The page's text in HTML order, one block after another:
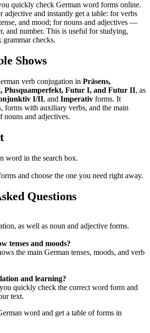
quickly check German word forms online.
adjective and instantly get a table: for verbs
and mood; for nouns and adjectives —
and number. This is useful for studying,
checks.
Shows
verb conjugation in Präsens,
Plusquamperfekt, Futur I, and Futur II, as
I/II, and Imperativ forms. It
forms with auxiliary verbs, and the main
nouns and adjectives.
word in the search box.
and choose the one you need right away.
Questions
as well as noun and adjective forms.
tenses and moods?
the main German tenses, moods, and verb
and learning?
quickly check the correct word form and
text.
word and get a table of forms in